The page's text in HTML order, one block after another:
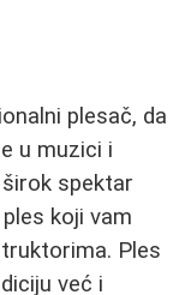
plesač, da
u muzici i
spektar
koji vam
Ples
već i